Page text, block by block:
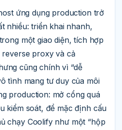
ứng dụng production trở
nhiều: triển khai nhanh,
một giao diện, tích hợp
reverse proxy và cả
cũng chính vì “dễ
tình mang tư duy của môi
production: mở cổng quá
kiểm soát, để mặc định cấu
chạy Coolify như một “hộp